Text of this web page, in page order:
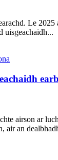
Le 2025
uisgeachaidh...
airson ar
air an